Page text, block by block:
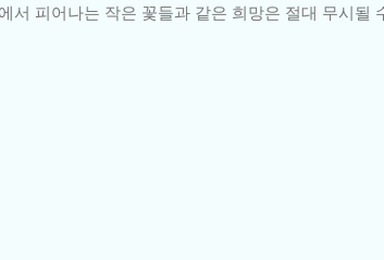
서 피어나는 작은 꽃들과 같은 희망은 절대 무시